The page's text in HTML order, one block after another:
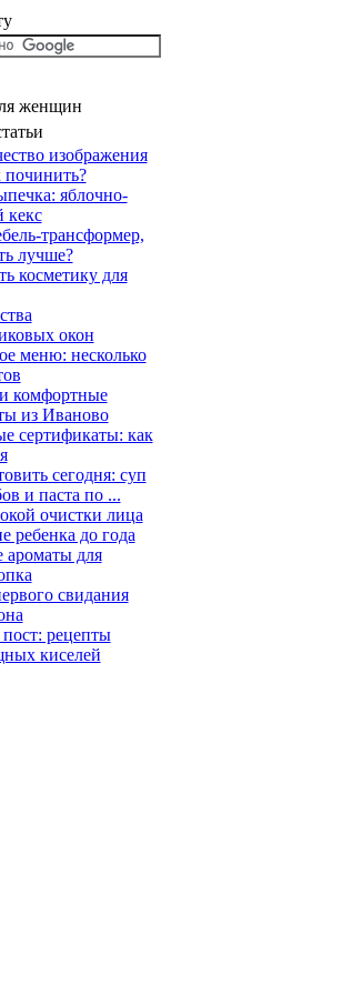
женщин
изображения
починить?
яблочно-
кекс
трансформер,
лучше?
косметику для
окон
меню: несколько
комфортные
из Иваново
сертификаты: как
сегодня: суп
и паста по ...
очистки лица
ребенка до года
ароматы для
свидания
рецепты
киселей